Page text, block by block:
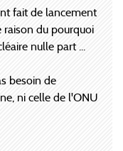
fait de lancement
raison du pourquoi
nulle part ...
besoin de
ni celle de l'ONU